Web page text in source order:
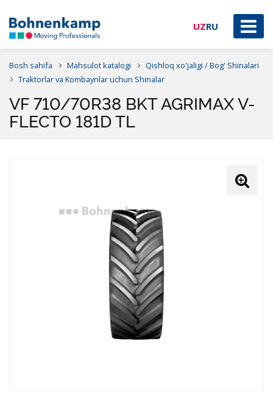
UZRU
Bosh sahifa Mahsulot katalogi
Qishloq xo'jaligi / Bog' Shinalari
Traktorlar va Kombaynlar uchun Shinalar
VF 710/70R38 BKT AGRIMAX V-
FLECTO 181D TL